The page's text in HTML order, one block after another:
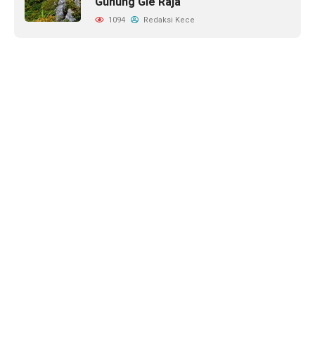
1094 Redaksi Kece